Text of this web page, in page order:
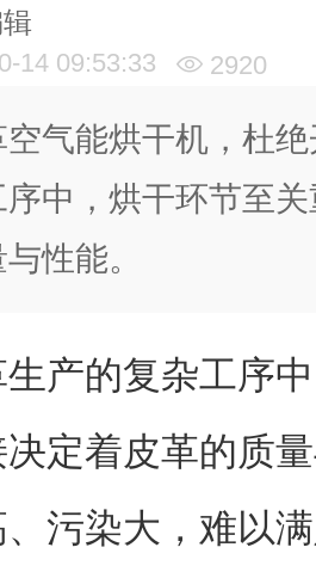
14 09:53:33 2920
气能烘干机，杜
中，烘干环节至
性能。
的复杂工序中
定着皮革的质
污染大，难以